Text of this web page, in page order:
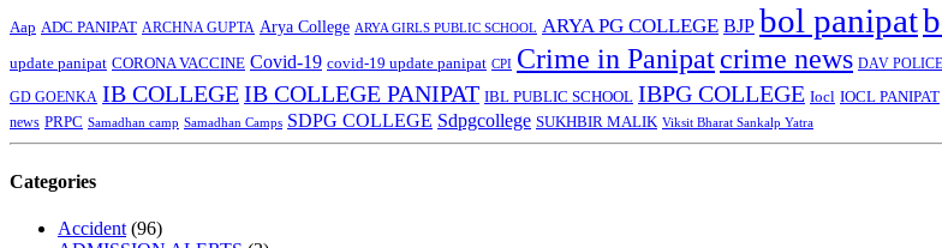
Aap ADC PANIPAT ARCHNA GUPTA Arya College ARYA GIRLS PUBLIC SCHOOL ARYA PG COLLEGE BJP bol panipat
update panipat CORONA VACCINE Covid-19 covid-19 update panipat CPI Crime in Panipatcrime news DAV
GD GOENKA IB COLLEGEIB COLLEGE PANIPAT IBL PUBLIC SCHOOL IBPG COLLEGE Iocl IOCL PANIPAT
news PRPC Samadhan camp Samadhan Camps SDPG COLLEGE Sdpgcollege SUKHBIR MALIK Viksit Bharat Sankalp Yatra
Categories
Accident (96)